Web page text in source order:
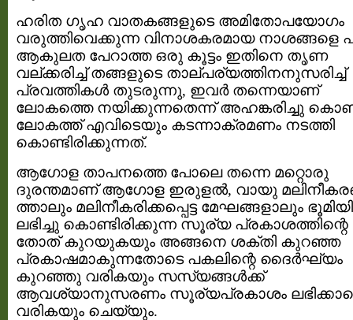
ഹരിത ഗൃഹ വാതകങ്ങളുടെ അമിതോപയോഗം
വരുത്തിവെക്കുന്ന വിനാശകരമായ നാശങ്ങളെ
ആകുലത പേറാത്ത ഒരു കൂട്ടം ഇതിനെ തൃണ
വല്ക്കരിച്ച് തങ്ങളുടെ താല്പര്യത്തിനനുസരിച്ച്
പ്രവത്തികള്‍ തുടരുന്നു, ഇവര്‍ തന്നെയാണ്
ലോകത്തെ നയിക്കുന്നതെന്ന് അഹങ്കരിച്ചു
ലോകത്ത് എവിടെയും കടന്നാക്രമണം നടത്തി
കൊണ്ടിരിക്കുന്നത്.
ആഗോള താപനത്തെ പോലെ തന്നെ മറ്റൊരു
ദുരന്തമാണ് ആഗോള ഇരുളല്‍, വായു
ത്താലും മലിനീകരിക്കപ്പെട്ട മേഘങ്ങളാലും
ലഭിച്ചു കൊണ്ടിരിക്കുന്ന സൂര്യ പ്രകാശത്തിന്റെ
തോത് കുറയുകയും അങ്ങനെ ശക്തി കുറഞ്ഞ
പ്രകാഷമാകുന്നതോടെ പകലിന്റെ ദൈര്‍ഘ്യം
കുറഞ്ഞു വരികയും സസ്യങ്ങള്‍ക്ക്
ആവശ്യാനുസരണം സൂര്യപ്രകാശം
വരികയും ചെയ്യും.